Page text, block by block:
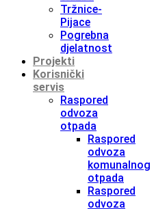
Tržnice-
Pijace
Pogrebna
djelatnost
Projekti
Korisnički
servis
Raspored
odvoza
otpada
Raspored
odvoza
komunalnog
otpada
Raspored
odvoza